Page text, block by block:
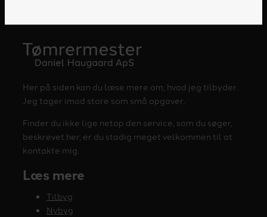
Her på siden kan du læse mere om, hvad jeg tilbyder.
Jeg tager imod store som små opgaver.
Finder du ikke lige netop den service, som du søger,
beskrevet her, er du stadig meget velkommen til at
kontakte mig.
Læs mere
Tilbyg
Nybyg